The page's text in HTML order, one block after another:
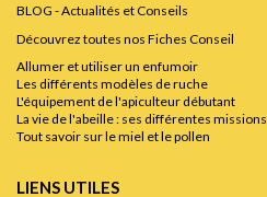
BLOG - Actualités et Conseils
Découvrez toutes nos Fiches Conseil
Allumer et utiliser un enfumoir
Les différents modèles de ruche
L'équipement de l'apiculteur débutant
La vie de l'abeille : ses différentes missions
Tout savoir sur le miel et le pollen
LIENS UTILES